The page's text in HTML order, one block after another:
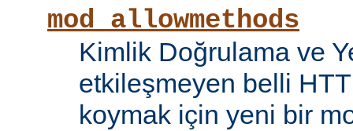
mod_allowmethods
Kimlik Doğrulama ve
etkileşmeyen belli
koymak için yeni bir